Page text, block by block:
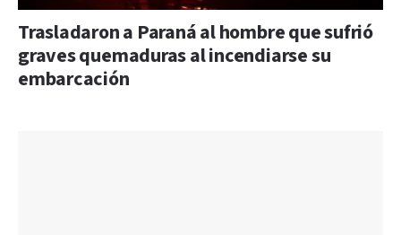
Trasladaron a Paraná al hombre que sufrió
graves quemaduras al incendiarse su
embarcación